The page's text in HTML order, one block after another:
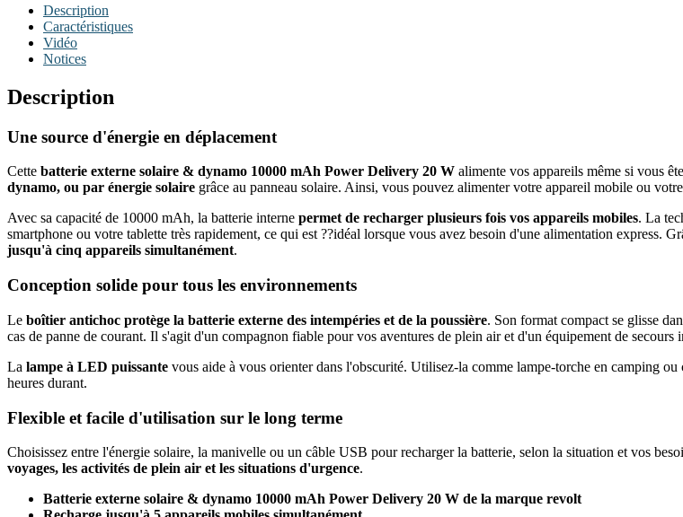
Description
Caractéristiques
Vidéo
Notices
Description
Une source d'énergie en déplacement
Cette batterie externe solaire & dynamo 10000 mAh Power Delivery 20 W alimente vos appareils même si vous
dynamo, ou par énergie solaire grâce au panneau solaire. Ainsi, vous pouvez alimenter votre appareil mobile ou
Avec sa capacité de 10000 mAh, la batterie interne permet de recharger plusieurs fois vos appareils mobiles. La
smartphone ou votre tablette très rapidement, ce qui est ??idéal lorsque vous avez besoin d'une alimentation express.
jusqu'à cinq appareils simultanément.
Conception solide pour tous les environnements
Le boîtier antichoc protège la batterie externe des intempéries et de la poussière. Son format compact se glisse
cas de panne de courant. Il s'agit d'un compagnon fiable pour vos aventures de plein air et d'un équipement de secours
La lampe à LED puissante vous aide à vous orienter dans l'obscurité. Utilisez-la comme lampe-torche en camping ou
heures durant.
Flexible et facile d'utilisation sur le long terme
Choisissez entre l'énergie solaire, la manivelle ou un câble USB pour recharger la batterie, selon la situation et vos
voyages, les activités de plein air et les situations d'urgence.
Batterie externe solaire & dynamo 10000 mAh Power Delivery 20 W de la marque revolt